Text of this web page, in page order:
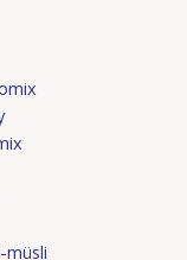
müsli